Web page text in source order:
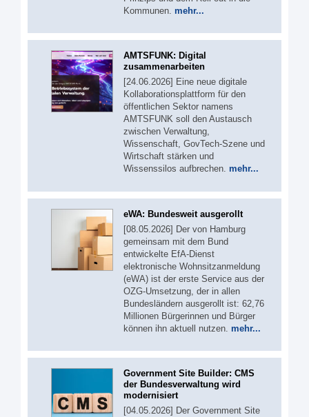
Kommunen. mehr...
AMTSFUNK: Digital
zusammenarbeiten
[24.06.2026] Eine neue digitale
Kollaborationsplattform für den
öffentlichen Sektor namens
AMTSFUNK soll den Austausch
zwischen Verwaltung,
Wissenschaft, GovTech-Szene und
Wirtschaft stärken und
Wissenssilos aufbrechen. mehr...
eWA: Bundesweit ausgerollt
[08.05.2026] Der von Hamburg
gemeinsam mit dem Bund
entwickelte EfA-Dienst
elektronische Wohnsitzanmeldung
(eWA) ist der erste Service aus der
OZG-Umsetzung, der in allen
Bundesländern ausgerollt ist: 62,76
Millionen Bürgerinnen und Bürger
können ihn aktuell nutzen. mehr...
Government Site Builder: CMS
der Bundesverwaltung wird
modernisiert
[04.05.2026] Der Government Site